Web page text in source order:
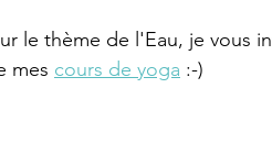
le thème de l'Eau, je vous
mes cours de yoga :-)